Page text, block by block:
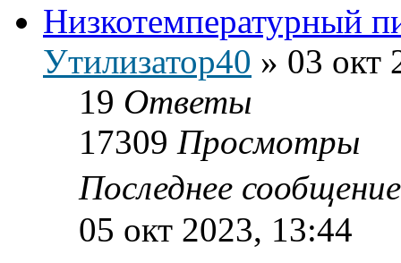
Низкотемпературный
Утилизатор40 » 03 окт
19 Ответы
17309 Просмотры
Последнее
05 окт 2023, 13:44